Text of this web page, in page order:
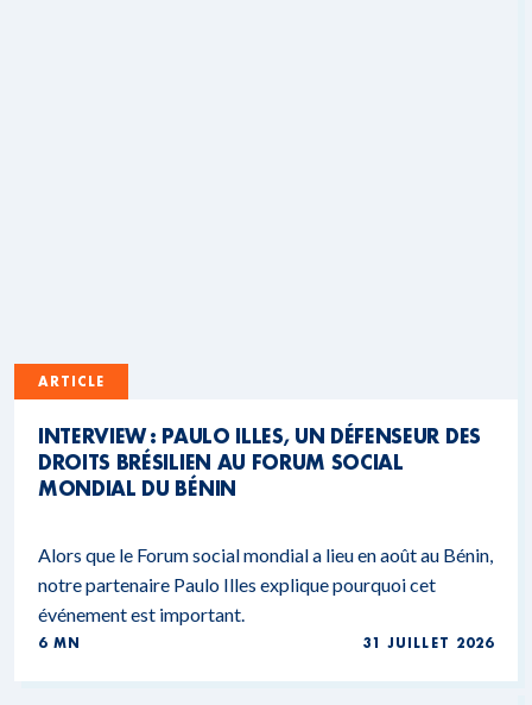
ARTICLE
INTERVIEW : PAULO ILLES, UN DÉFENSEUR DES
DROITS BRÉSILIEN AU FORUM SOCIAL
MONDIAL DU BÉNIN
Alors que le Forum social mondial a lieu en août au Bénin,
notre partenaire Paulo Illes explique pourquoi cet
événement est important.
6 MN 31 JUILLET 2026